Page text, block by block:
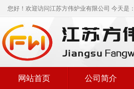
您好！欢迎访问江苏方伟炉业有限公司 今天是：
网站首页 公司简介